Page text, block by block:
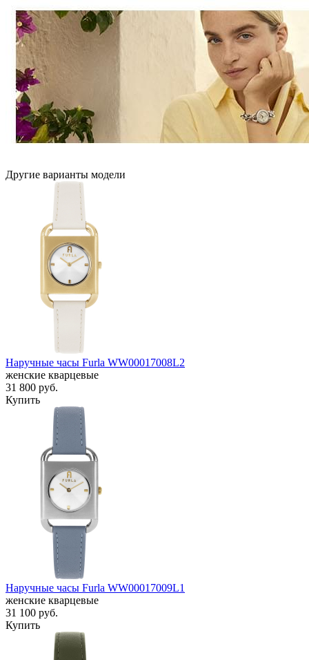
Другие варианты модели
Наручные часы Furla WW00017008L2
женские кварцевые
31 800 руб.
Купить
Наручные часы Furla WW00017009L1
женские кварцевые
31 100 руб.
Купить